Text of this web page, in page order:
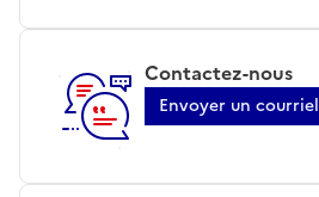
Contactez-nous
Envoyer un courriel